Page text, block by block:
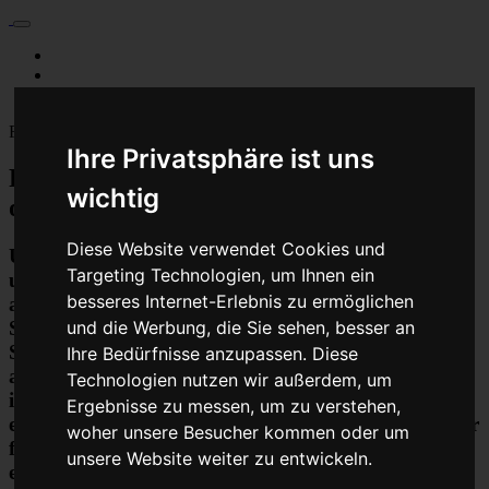
Ihre Privatsphäre ist uns
wichtig
Diese Website verwendet Cookies und
Targeting Technologien, um Ihnen ein
besseres Internet-Erlebnis zu ermöglichen
und die Werbung, die Sie sehen, besser an
Ihre Bedürfnisse anzupassen. Diese
Technologien nutzen wir außerdem, um
Ergebnisse zu messen, um zu verstehen,
woher unsere Besucher kommen oder um
unsere Website weiter zu entwickeln.
Fahrzeugmarken
PKW Chip Tuning Leistungssteigerung
oder Austauschgerät KVA
Unser Betrieb steht für kostengünstige Prüfungen
und Reparaturen von Steuergeräten aller Art, unter
anderem von Motor-Steuergeräten, Airbag-
Steuergeräten, ABS-Steuergeräten uvm.
STEUBEL® verfügt dabei über viel Erfahrung und
ausgewiesene Expertise bei PKW-Steuergeräten und
insbesondere Motor-steuergeräte Reparaturen. So
ermöglicht STEUBEL® eine Steuergeräte Reparatur
für nahezu aller Hersteller und Fahrzeugarten - sei
es Motorrad oder LKW. Auch die Reparatur von